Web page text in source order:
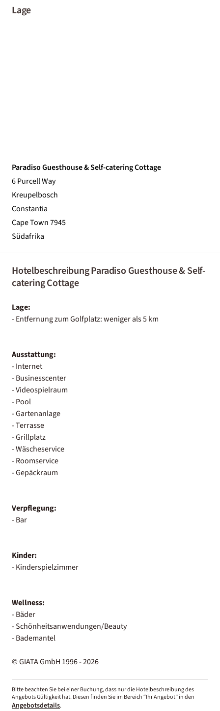
Lage
Paradiso Guesthouse & Self-catering Cottage
6 Purcell Way
Kreupelbosch
Constantia
Cape Town 7945
Südafrika
Hotelbeschreibung Paradiso Guesthouse & Self-
catering Cottage
Lage:
- Entfernung zum Golfplatz: weniger als 5 km
Ausstattung:
- Internet
- Businesscenter
- Videospielraum
- Pool
- Gartenanlage
- Terrasse
- Grillplatz
- Wäscheservice
- Roomservice
- Gepäckraum
Verpflegung:
- Bar
Kinder:
- Kinderspielzimmer
Wellness:
- Bäder
- Schönheitsanwendungen/Beauty
- Bademantel
© GIATA GmbH 1996 - 2026
Bitte beachten Sie bei einer Buchung, dass nur die Hotelbeschreibung des
Angebots Gültigkeit hat. Diesen finden Sie im Bereich “Ihr Angebot” in den
Angebotsdetails.